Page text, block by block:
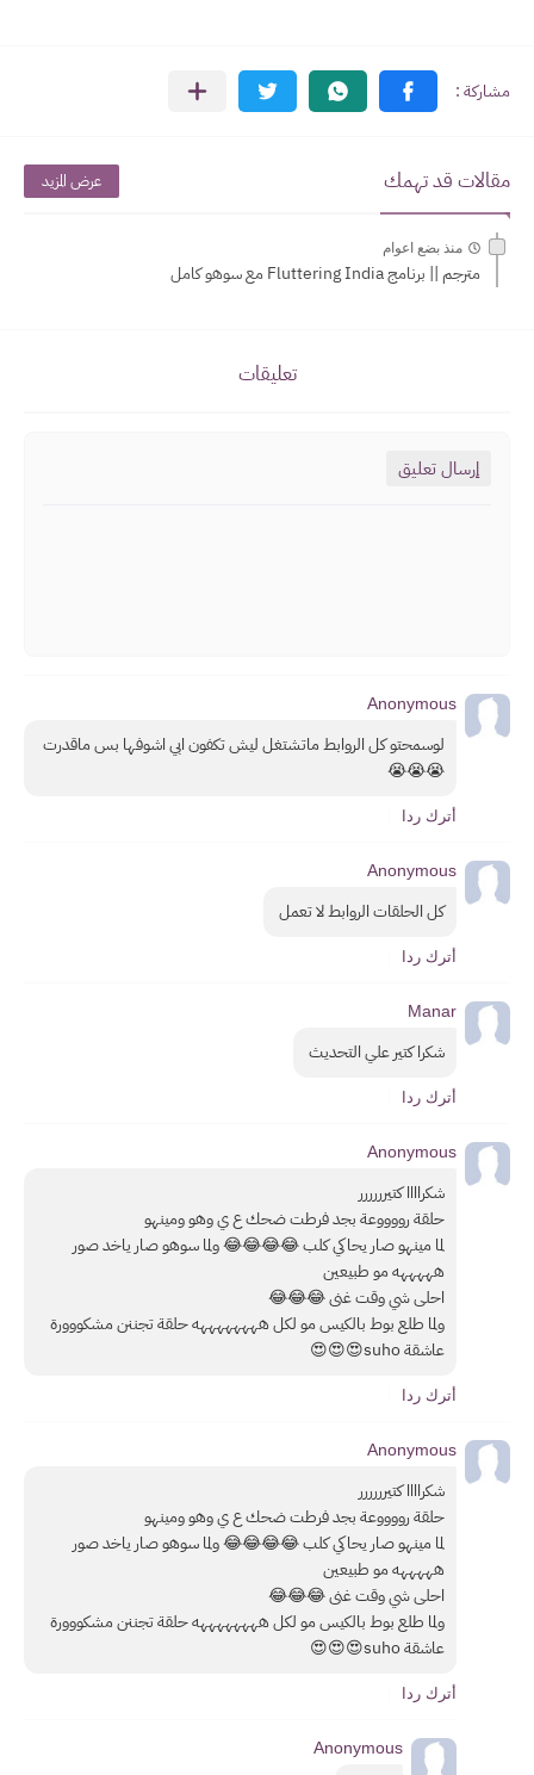
مقالات قد تهمك عرض المزيد
منذ بضع اعوام
مترجم || برنامج Fluttering India مع سوهو كامل
تعليقات
إرسال تعليق
Anonymous
😭😭😭
أترك ردا
Anonymous
كل الحلقات الروابط لا تعمل
أترك ردا
Manar
شكرا كتير علي التحديث
أترك ردا
Anonymous
شكراااا كتيرررررر
حلقة رووووعة بجد فرطت ضحك ع ي وهو ومينهو
هههههه مو طبيعين
احلى شي وقت غنى 😂😂😂
ولما طلع بوط بالكيس مو لكل ههههههههه حلقة تجننن مشكووورة
عاشقة suho😍😍😍
أترك ردا
Anonymous
شكراااا كتيرررررر
حلقة رووووعة بجد فرطت ضحك ع ي وهو ومينهو
هههههه مو طبيعين
احلى شي وقت غنى 😂😂😂
ولما طلع بوط بالكيس مو لكل ههههههههه حلقة تجننن مشكووورة
عاشقة suho😍😍😍
أترك ردا
Anonymous